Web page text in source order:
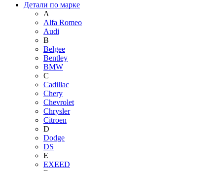
Детали по марке
A
Alfa Romeo
Audi
B
Belgee
Bentley
BMW
C
Cadillac
Chery
Chevrolet
Chrysler
Citroen
D
Dodge
DS
E
EXEED